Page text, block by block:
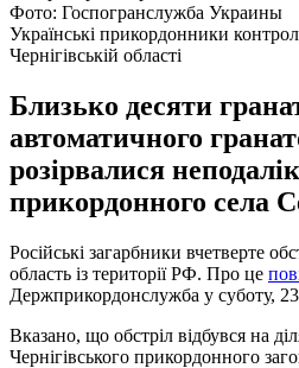
Фото: Госпогранслужба Украины
Українські прикордонники
Чернігівській області
Близько десяти
автоматичного
розірвалися
прикордонного села
Російські загарбники вчетверте
область із території РФ. Про це
Держприкордонслужба у суботу, 23
Вказано, що обстріл відбувся на
Чернігівського прикордонного